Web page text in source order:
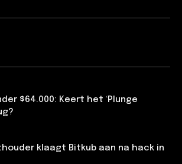
$64.000: Keert het ‘Plunge
klaagt Bitkub aan na hack in